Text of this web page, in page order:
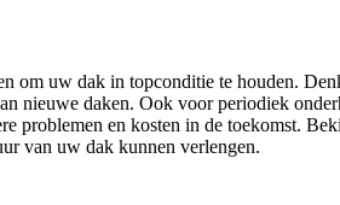
om uw dak in topconditie te houden.
nieuwe daken. Ook voor periodiek
problemen en kosten in de toekomst.
van uw dak kunnen verlengen.